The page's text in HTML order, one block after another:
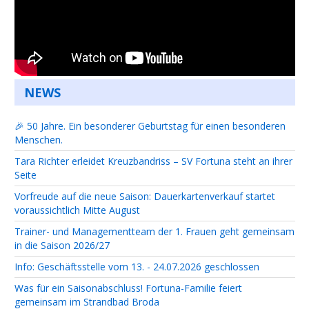
NEWS
🎉 50 Jahre. Ein besonderer Geburtstag für einen besonderen
Menschen.
Tara Richter erleidet Kreuzbandriss – SV Fortuna steht an ihrer
Seite
Vorfreude auf die neue Saison: Dauerkartenverkauf startet
voraussichtlich Mitte August
Trainer- und Managementteam der 1. Frauen geht gemeinsam
in die Saison 2026/27
Info: Geschäftsstelle vom 13. - 24.07.2026 geschlossen
Was für ein Saisonabschluss! Fortuna-Familie feiert
gemeinsam im Strandbad Broda